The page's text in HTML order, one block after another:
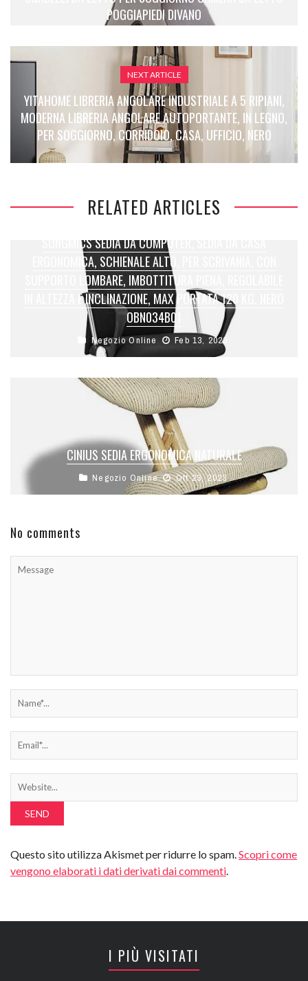
POGGIAPIEDI DIVANO
NEXT ARTICLE
YITAHOME LIBRERIA ANGOLARE INDUSTRIALE A 5 RIPIANI,
MODERNA LIBRERIA ANGOLARE AUTOPORTANTE, IN LEGNO,
PER SOGGIORNO, CORRIDOIO, CASA, UFFICIO, NERO
RELATED ARTICLES
SONGMICS SEDIA DA COMPUTER, SEDIA DA CASA
ERGONOMICA, SCHIENALE ALTO, PER SCRIVANIA, CON
SUPPORTO LOMBARE, IMBOTTITURA PIENA, REGOLABILE
IN ALTEZZA E INCLINAZIONE, MAX PORTATA 120 KG, NERO
OBN034B01
Negozio Online Feb 13, 2023
CINIUS SEDIA ERGONOMICA NATURALE
Negozio Online Ott 23, 2023
No comments
Questo sito utilizza Akismet per ridurre lo spam.Scopri come
vengono elaborati i dati derivati dai commenti.
I PIÙ VISITATI